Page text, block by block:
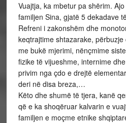
Vuajtja, ka mbetur pa shërim.
familjen Sina, gjatë 5 dekadave
Refreni i zakonshëm dhe
keqtrajtime shtazarake,
me bukë mjerimi, nënçmime
fizike të vijueshme, internime
privim nga çdo e drejtë
deri në disa breza,…
Këto dhe shumë të tjera, kanë
që e ka shoqëruar kalvarin e
familjen e moçme etnike